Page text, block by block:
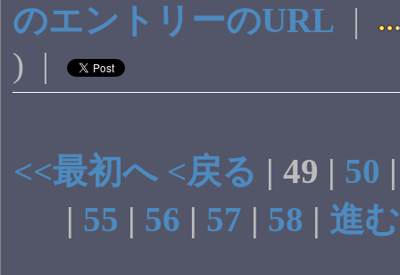
のエントリーのURL |
) |
<<最初へ <戻る | 49 | 50
| 55 | 56 | 57 | 58 | 進